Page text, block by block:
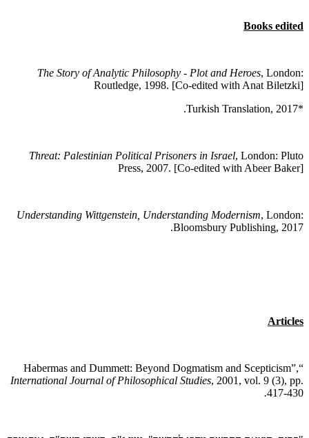
Books edited
The Story of Analytic Philosophy - Plot and Heroes, London:
Routledge, 1998. [Co-edited with Anat Biletzki]
*Turkish Translation, 2017.
Threat: Palestinian Political Prisoners in Israel, London: Pluto
Press, 2007. [Co-edited with Abeer Baker]
Understanding Wittgenstein, Understanding Modernism, London:
Bloomsbury Publishing, 2017.
Articles
“Habermas and Dummett: Beyond Dogmatism and Scepticism”,
International Journal of Philosophical Studies, 2001, vol. 9 (3), pp.
417-430
.